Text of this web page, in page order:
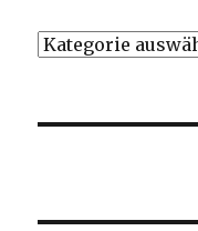
Kategorien